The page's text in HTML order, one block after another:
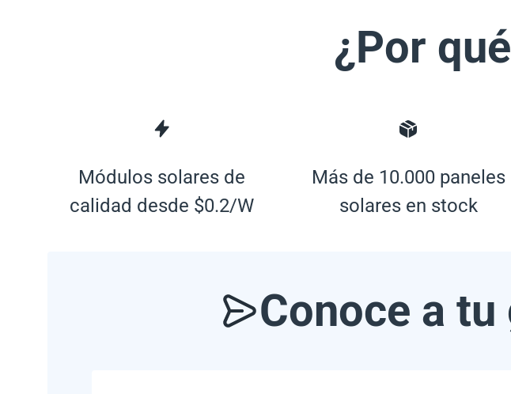
¿Por
Módulos solares de
calidad desde $0.2/W
Más de 10.000 paneles
solares en stock
Conoce a